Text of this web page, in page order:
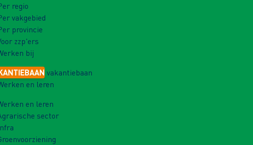
regio
vakgebied
provincie
zzp'ers
bij
vakantiebaan
en leren
en leren
sector